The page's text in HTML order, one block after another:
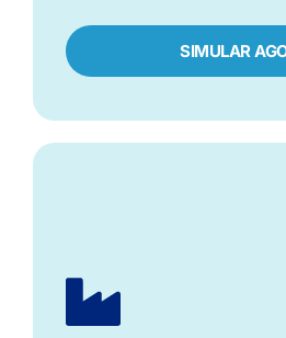
SIMULAR